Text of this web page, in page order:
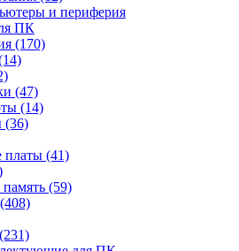
и периферия
ПК
(170)
(47)
(14)
(36)
платы (41)
(59)